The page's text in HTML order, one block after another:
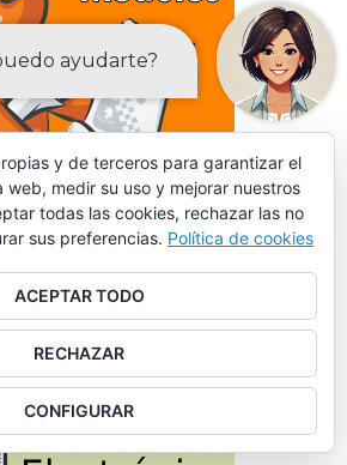
Y COMUNICACIONES
EL EJERCICIO DE ACTIVIDADES
y de terceros para garantizar el
web, medir su uso y mejorar nuestros
todas las cookies, rechazar las no
sus preferencias. Política de cookies
ACEPTAR TODO
RECHAZAR
CONFIGURAR